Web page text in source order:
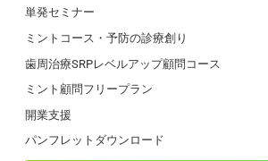
単発セミナー
ミントコース・予防の診療創り
歯周治療SRPレベルアップ顧問コース
ミント顧問フリープラン
開業支援
パンフレットダウンロード